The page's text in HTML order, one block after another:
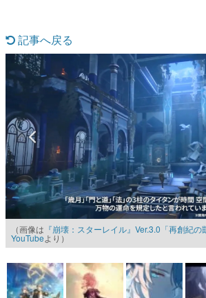
なんでゲームは面白い？
ゲーム開発者・hamatsu氏がゲー
具体的な形から解き明かしていく
です。
ゲームが変えた日本語
「経験値」「裏技」「ラスボス」
の起源や用法の変遷を、コンピュ
イニーP氏が徹底調査。
カテゴリ
特集記事
女性向け
記事へ戻る
（画像は 『崩壊：スターレイル』Ver.3.0「再創紀
YouTubeより）